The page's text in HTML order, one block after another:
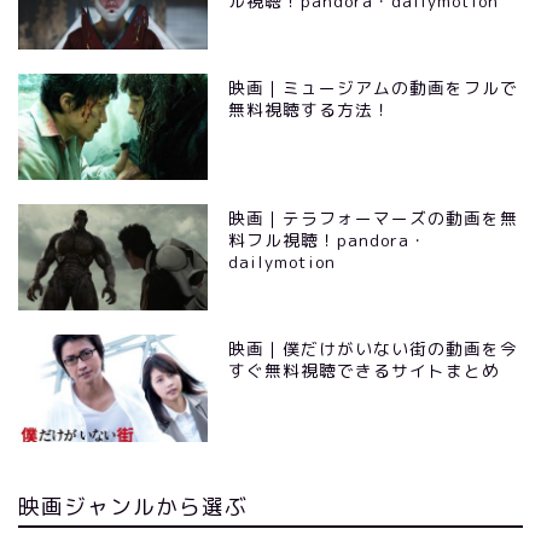
映画｜ミュージアムの動画をフルで
無料視聴する方法！
映画｜テラフォーマーズの動画を無
料フル視聴！pandora・
dailymotion
映画｜僕だけがいない街の動画を今
すぐ無料視聴できるサイトまとめ
映画ジャンルから選ぶ